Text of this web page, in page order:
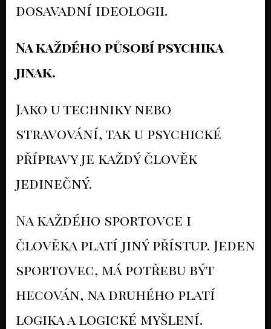
dosavadní ideologii.
Na každého působí psychika
jinak.
Jako u techniky nebo
stravování, tak u psychické
přípravy je každý člověk
jedinečný.
Na každého sportovce i
člověka platí jiný přístup. Jeden
sportovec, má potřebu být
hecován, na druhého platí
logika a logické myšlení.